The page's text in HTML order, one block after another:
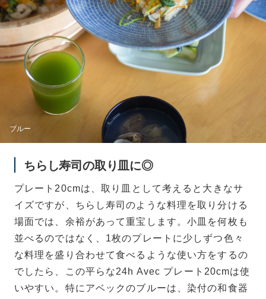
ブルー
ちらし寿司の取り皿に◎
プレート20cmは、取り皿として考えると大きなサ
イズですが、ちらし寿司のような料理を取り分ける
場面では、余裕があって重宝します。小皿を何枚も
並べるのではなく、1枚のプレートに少しずつ色々
な料理を盛り合わせて食べるような使い方をするの
でしたら、この平らな24h Avec プレート20cmは使
いやすい。特にアベックのブルーは、染付の和食器